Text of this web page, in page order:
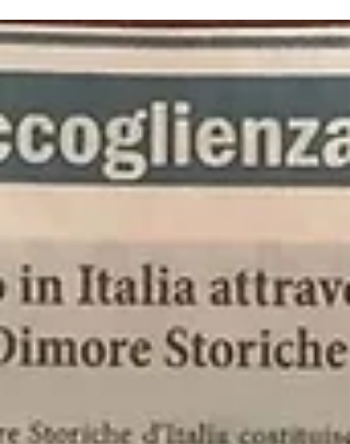
#LaStampa #CastelliapertiPiemontesi
#castelliaperti #visiteguidate #visite
#residenzestoriche #Adsi
#GiornateNazionaliAdsi